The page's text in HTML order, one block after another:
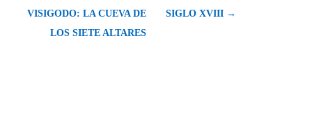
VISIGODO: LA CUEVA DE
LOS SIETE ALTARES
SIGLO XVIII →